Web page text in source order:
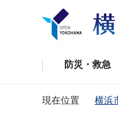
防災・救急
現在位置 横浜